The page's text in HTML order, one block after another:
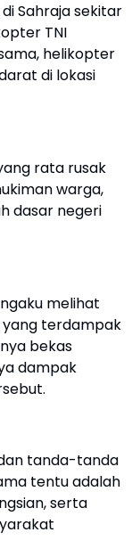
Sahraja sekitar
TNI
helikopter
di lokasi
rata rusak
warga,
dasar negeri
melihat
yang terdampak
bekas
dampak
tanda-tanda
tentu adalah
serta